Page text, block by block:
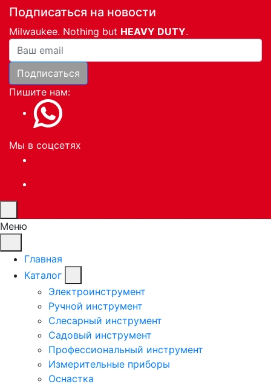
Подписаться на новости
Milwaukee. Nothing but HEAVY DUTY.
Ваша почта
Подписаться
Пишите нам:
Мы в соцсетях
Меню
Главная
Каталог
Электроинструмент
Ручной инструмент
Слесарный инструмент
Садовый инструмент
Профессиональный инструмент
Измерительные приборы
Оснастка